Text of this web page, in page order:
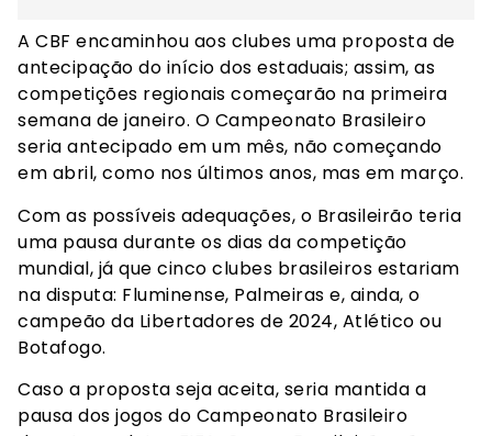
A CBF encaminhou aos clubes uma proposta de
antecipação do início dos estaduais; assim, as
competições regionais começarão na primeira
semana de janeiro. O Campeonato Brasileiro
seria antecipado em um mês, não começando
em abril, como nos últimos anos, mas em março.
Com as possíveis adequações, o Brasileirão teria
uma pausa durante os dias da competição
mundial, já que cinco clubes brasileiros estariam
na disputa: Fluminense, Palmeiras e, ainda, o
campeão da Libertadores de 2024, Atlético ou
Botafogo.
Caso a proposta seja aceita, seria mantida a
pausa dos jogos do Campeonato Brasileiro